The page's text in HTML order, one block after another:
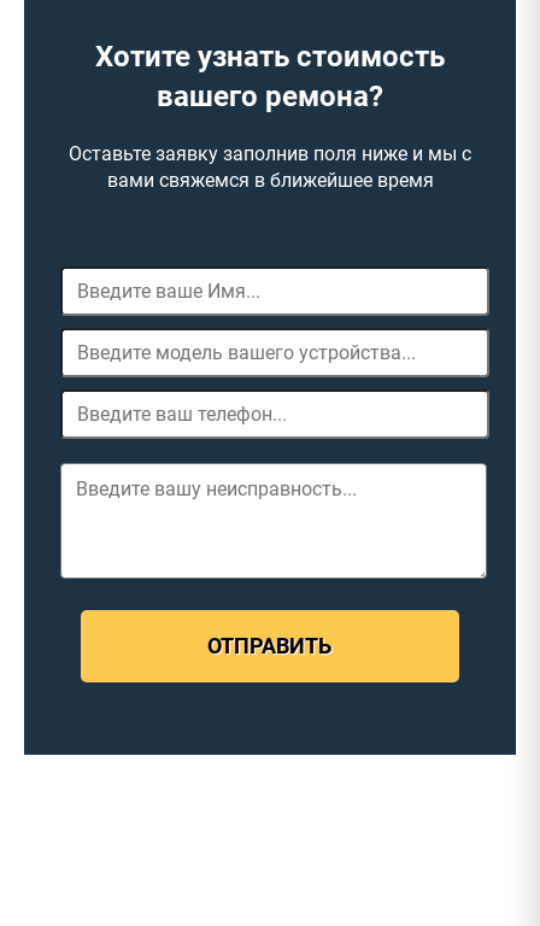
Хотите узнать стоимость
вашего ремона?
Оставьте заявку заполнив поля ниже и мы с
вами свяжемся в ближейшее время
ОТПРАВИТЬ